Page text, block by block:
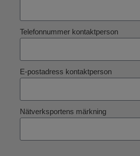
Telefonnummer kontaktperson
E-postadress kontaktperson
Nätverksportens märkning